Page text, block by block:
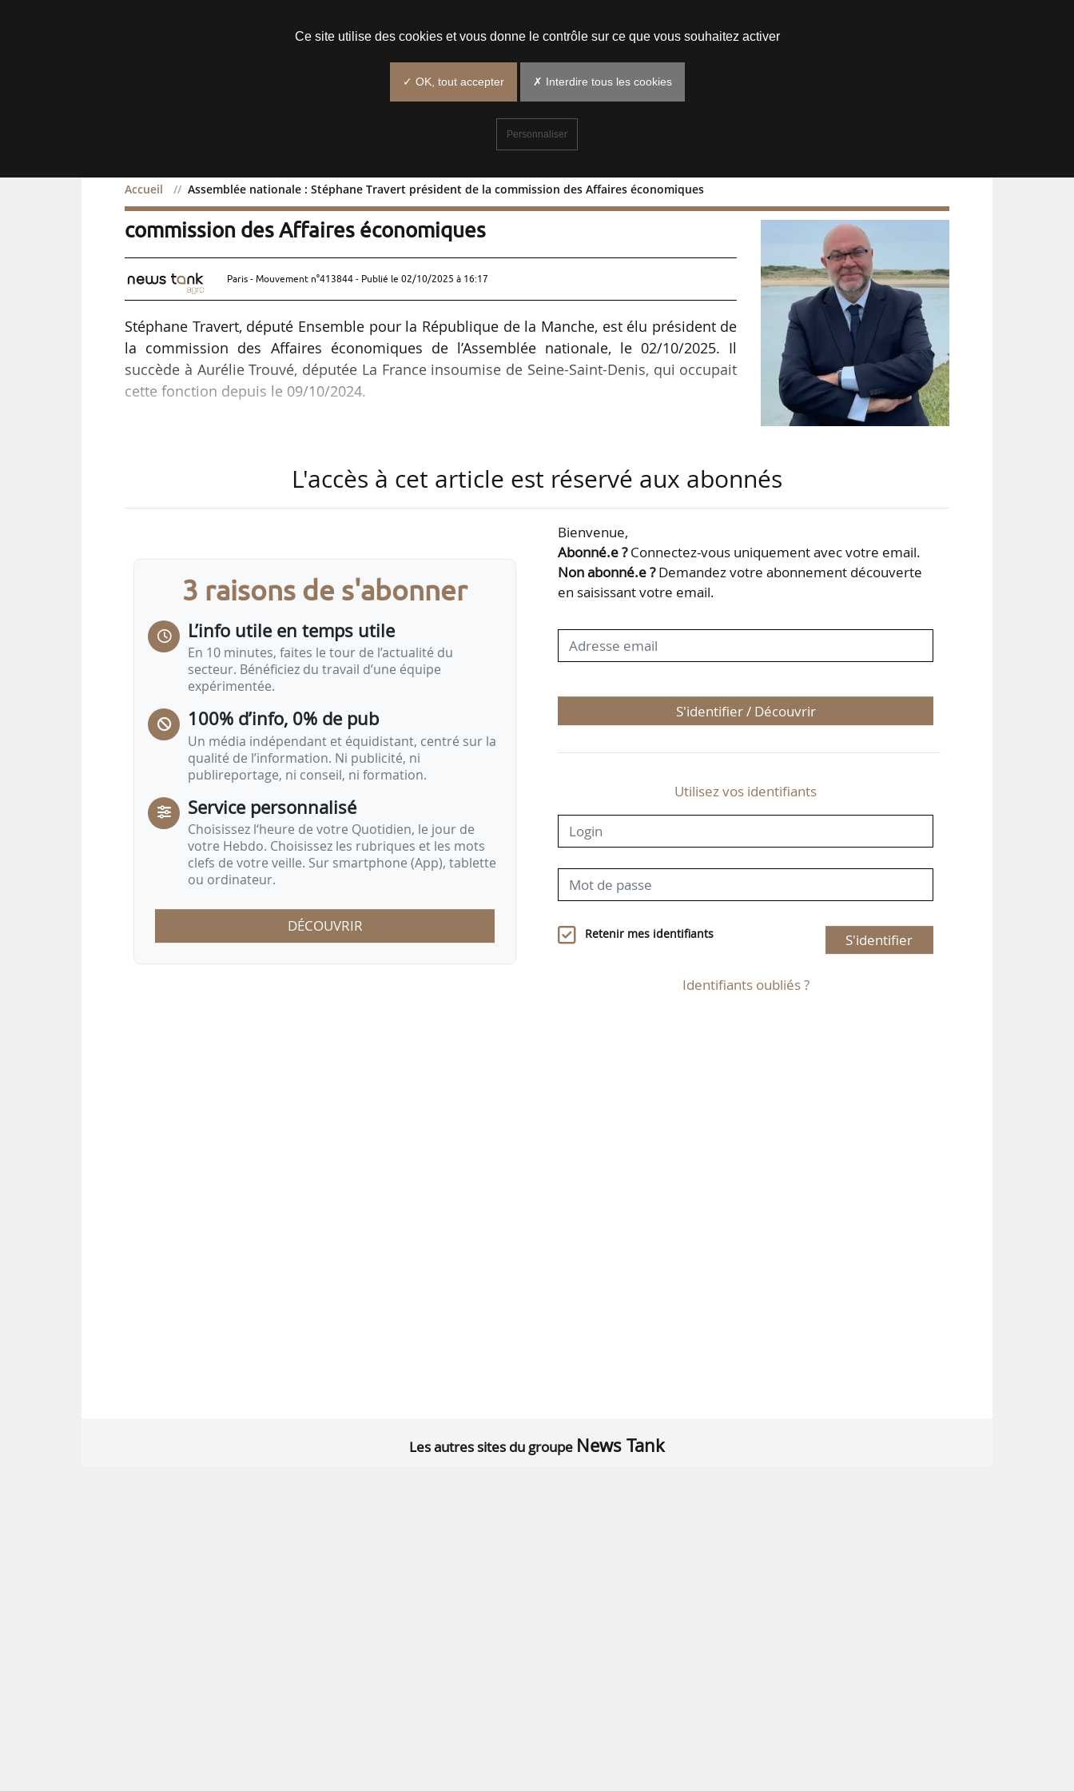
Accueil Assemblée nationale : Stéphane Travert président de la commission des Affaires économiques
Assemblée nationale : Stéphane Travert président de la
commission des Affaires économiques
Paris - Mouvement n°413844 - Publié le 02/10/2025 à 16:17
Stéphane Travert, député Ensemble pour la République de la Manche, est élu président de
la commission des Affaires économiques de l’Assemblée nationale, le 02/10/2025. Il
succède à Aurélie Trouvé, députée La France insoumise de Seine-Saint-Denis, qui occupait
cette fonction depuis le 09/10/2024.
l’Agriculture et de l’Alimentation entre le 21/06/2017 et le 16/10/2018.
l’Assemblée nationale. Elle a succédé au 01/07/2009 à la commission des Affaires
économiques, de l’Environnement et du Territoire. Les compétences de la commission
sont les…
L'accès à cet article est réservé aux abonnés
3 raisons de s'abonner
L’info utile en temps utile
En 10 minutes, faites le tour de l’actualité du
secteur. Bénéficiez du travail d’une équipe
expérimentée.
100% d’info, 0% de pub
Un média indépendant et équidistant, centré sur la
qualité de l’information. Ni publicité, ni
publireportage, ni conseil, ni formation.
Service personnalisé
Choisissez l‘heure de votre Quotidien, le jour de
votre Hebdo. Choisissez les rubriques et les mots
clefs de votre veille. Sur smartphone (App), tablette
ou ordinateur.
DÉCOUVRIR
Bienvenue,
Abonné.e ?Connectez-vous uniquement avec votre email.
Non abonné.e ?Demandez votre abonnement découverte
en saisissant votre email.
S'identifier / Découvrir
Utilisez vos identifiants
Retenir mes identifiants S'identifier
Identifiants oubliés ?
Les autres sites du groupe News Tank
Ce site utilise des cookies et vous donne le contrôle sur ce que vous souhaitez activer
✓ OK, tout accepter ✗ Interdire tous les cookies
Personnaliser